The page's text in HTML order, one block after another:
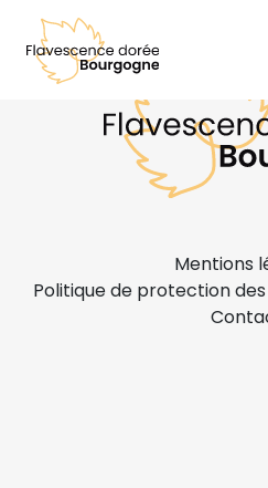
Mentions
Politique de protection